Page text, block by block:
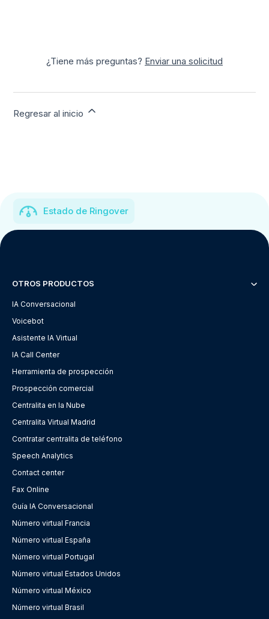
¿Tiene más preguntas? Enviar una solicitud
Regresar al inicio
Estado de Ringover
OTROS PRODUCTOS
IA Conversacional
Voicebot
Asistente IA Virtual
IA Call Center
Herramienta de prospección
Prospección comercial
Centralita en la Nube
Centralita Virtual Madrid
Contratar centralita de teléfono
Speech Analytics
Contact center
Fax Online
Guía IA Conversacional
Número virtual Francia
Número virtual España
Número virtual Portugal
Número virtual Estados Unidos
Número virtual México
Número virtual Brasil